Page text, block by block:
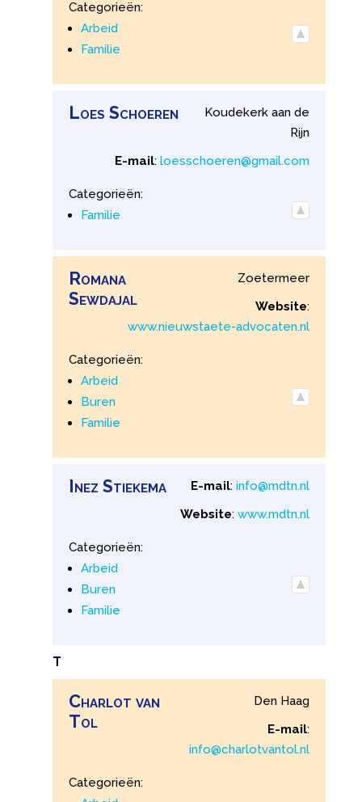
Categorieën:
Arbeid
Familie
Loes Schoeren
Koudekerk aan de
Rijn
E-mail: loesschoeren@gmail.com
Categorieën:
Familie
Romana
Sewdajal
Zoetermeer
Website:
www.nieuwstaete-advocaten.nl
Categorieën:
Arbeid
Buren
Familie
Inez Stiekema E-mail: info@mdtn.nl
Website: www.mdtn.nl
Categorieën:
Arbeid
Buren
Familie
T
Charlot van
Tol
Den Haag
E-mail:
info@charlotvantol.nl
Categorieën: